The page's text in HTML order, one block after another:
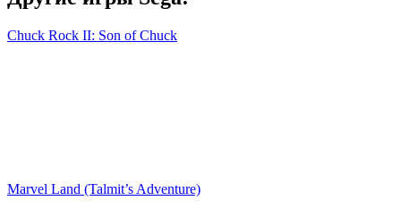
Chuck Rock II: Son of Chuck
Marvel Land (Talmit’s Adventure)